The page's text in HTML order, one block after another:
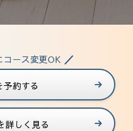
コース変更OK
予約する
詳しく見る